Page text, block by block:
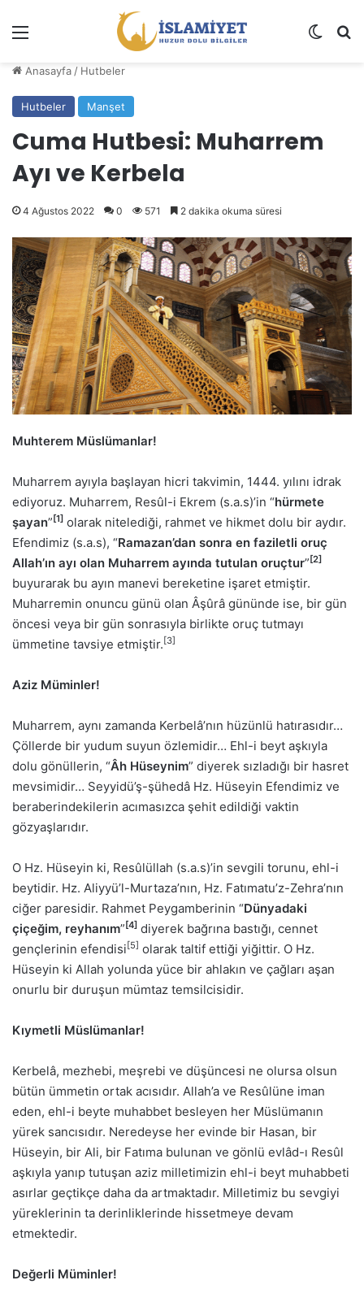
Dış
Anasayfa / Hutbeler
Hutbeler Manşet
Cuma Hutbesi: Muharrem
Ayı ve Kerbela
4 Ağustos 2022 0 571 2 dakika okuma süresi
Muhterem Müslümanlar!
Muharrem ayıyla başlayan hicri takvimin, 1444. yılını idrak
ediyoruz. Muharrem, Resûl-i Ekrem (s.a.s)’in “hürmete
şayan” [1] olarak nitelediği, rahmet ve hikmet dolu bir aydır.
Efendimiz (s.a.s), “Ramazan’dan sonra en faziletli oruç
Allah’ın ayı olan Muharrem ayında tutulan oruçtur” [2]
buyurarak bu ayın manevi bereketine işaret etmiştir.
Muharremin onuncu günü olan Âşûrâ gününde ise, bir gün
öncesi veya bir gün sonrasıyla birlikte oruç tutmayı
ümmetine tavsiye etmiştir. [3]
Aziz Müminler!
Muharrem, aynı zamanda Kerbelâ’nın hüzünlü hatırasıdır…
Çöllerde bir yudum suyun özlemidir… Ehl-i beyt aşkıyla
dolu gönüllerin, “Âh Hüseynim” diyerek sızladığı bir hasret
mevsimidir… Seyyidü’ş-şühedâ Hz. Hüseyin Efendimiz ve
beraberindekilerin acımasızca şehit edildiği vaktin
gözyaşlarıdır.
O Hz. Hüseyin ki, Resûlüllah (s.a.s)’in sevgili torunu, ehl-i
beytidir. Hz. Aliyyü’l-Murtaza’nın, Hz. Fatımatu’z-Zehra’nın
ciğer paresidir. Rahmet Peygamberinin “Dünyadaki
çiçeğim, reyhanım” [4] diyerek bağrına bastığı, cennet
gençlerinin efendisi [5] olarak taltif ettiği yiğittir. O Hz.
Hüseyin ki Allah yolunda yüce bir ahlakın ve çağları aşan
onurlu bir duruşun mümtaz temsilcisidir.
Kıymetli Müslümanlar!
Kerbelâ, mezhebi, meşrebi ve düşüncesi ne olursa olsun
bütün ümmetin ortak acısıdır. Allah’a ve Resûlüne iman
eden, ehl-i beyte muhabbet besleyen her Müslümanın
yürek sancısıdır. Neredeyse her evinde bir Hasan, bir
Hüseyin, bir Ali, bir Fatıma bulunan ve gönlü evlâd-ı Resûl
aşkıyla yanıp tutuşan aziz milletimizin ehl-i beyt muhabbeti
asırlar geçtikçe daha da artmaktadır. Milletimiz bu sevgiyi
yüreklerinin ta derinliklerinde hissetmeye devam
etmektedir.
Değerli Müminler!